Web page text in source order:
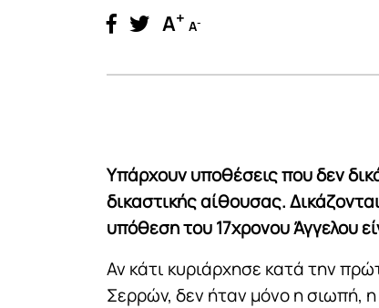
A+ A-
Υπάρχουν υποθέσεις που δεν
δικαστικής αίθουσας.
υπόθεση του 17χρονου Άγγελου
Αν κάτι κυριάρχησε κατά την
Σερρών, δεν ήταν μόνο η σιωπή,